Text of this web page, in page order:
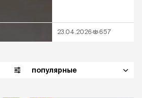
23.04.2026 657
популярные